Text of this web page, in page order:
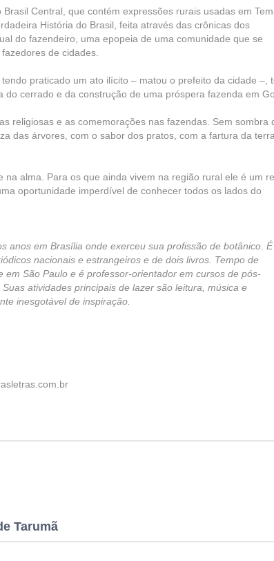
Central, que contém expressões rurais usadas em
História do Brasil, feita através das crônicas dos
do fazendeiro, uma epopeia de uma comunidade que se
de cidades.
praticado um ato ilícito – matou o prefeito da cidade –,
cerrado e da construção de uma próspera fazenda em
religiosas e as comemorações nas fazendas. Sem sombra
das árvores, com o sabor dos pratos, com a fartura da
alma. Para os que ainda vivem na região rural ele é um
oportunidade imperdível de conhecer todos os lados do
anos em Brasília onde exerceu sua profissão de botânico. É
nacionais e estrangeiros e de dois livros. Tempo de
São Paulo e é professor-orientador em cursos de pós-
atividades principais de lazer são leitura, música e
inesgotável de inspiração.
Tarumã